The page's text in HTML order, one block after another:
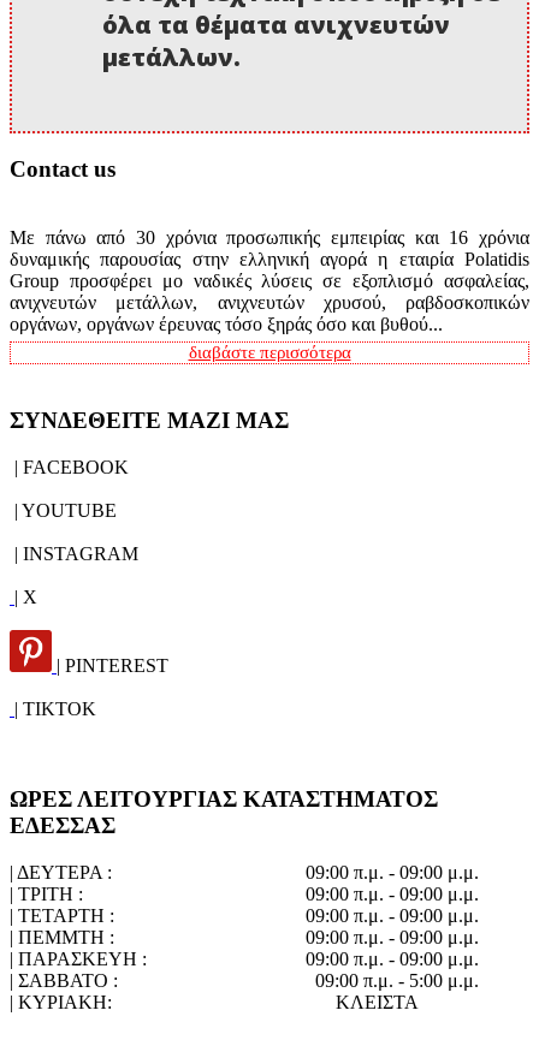
όλα τα θέματα ανιχνευτών
μετάλλων.
Contact us
Με πάνω από 30 χρόνια προσωπικής εμπειρίας και 16 χρόνια
δυναμικής παρουσίας στην ελληνική αγορά η εταιρία Polatidis
Group προσφέρει μο ναδικές λύσεις σε εξοπλισμό ασφαλείας,
ανιχνευτών μετάλλων, ανιχνευτών χρυσού, ραβδοσκοπικών
οργάνων, οργάνων έρευνας τόσο ξηράς όσο και βυθού...
διαβάστε περισσότερα
ΣΥΝΔΕΘΕΙΤΕ ΜΑΖΙ ΜΑΣ
| FACEBOOK
| YOUTUBE
| INSTAGRAM
| X
| PINTEREST
| TIKTOK
ΩΡΕΣ ΛΕΙΤΟΥΡΓΙΑΣ ΚΑΤΑΣΤΗΜΑΤΟΣ
ΕΔΕΣΣΑΣ
| ΔΕΥΤΕΡΑ :
09:00 π.μ. - 09:00 μ.μ.
| ΤΡΙΤΗ :
09:00 π.μ. - 09:00 μ.μ.
| ΤΕΤΑΡΤΗ :
09:00 π.μ. - 09:00 μ.μ.
| ΠΕΜΜΤΗ :
09:00 π.μ. - 09:00 μ.μ.
| ΠΑΡΑΣΚΕΥΗ :
09:00 π.μ. - 09:00 μ.μ.
| ΣΑΒΒΑΤΟ :
09:00 π.μ. - 5:00 μ.μ.
| ΚΥΡΙΑΚΗ:
ΚΛΕΙΣΤΑ